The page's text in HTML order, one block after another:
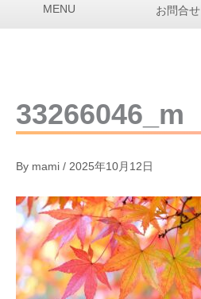
MENU お問合せ
33266046_m
By mami / 2025年10月12日